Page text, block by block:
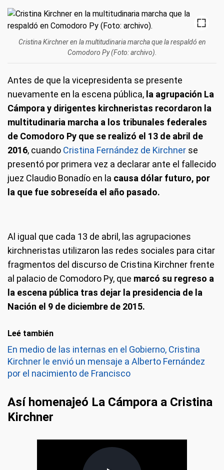
Cristina Kirchner en la multitudinaria marcha que la respaldó en
Comodoro Py (Foto: archivo).
Antes de que la vicepresidenta se presente
nuevamente en la escena pública, la agrupación La
Cámpora y dirigentes kirchneristas recordaron la
multitudinaria marcha a los tribunales federales
de Comodoro Py que se realizó el 13 de abril de
2016, cuando Cristina Fernández de Kirchner se
presentó por primera vez a declarar ante el fallecido
juez Claudio Bonadío en la causa dólar futuro, por
la que fue sobreseída el año pasado.
Al igual que cada 13 de abril, las agrupaciones
kirchneristas utilizaron las redes sociales para citar
fragmentos del discurso de Cristina Kirchner frente
al palacio de Comodoro Py, que marcó su regreso a
la escena pública tras dejar la presidencia de la
Nación el 9 de diciembre de 2015.
Leé también
En medio de las internas en el Gobierno, Cristina
Kirchner le envió un mensaje a Alberto Fernández
por el nacimiento de Francisco
Así homenajeó La Cámpora a Cristina
Kirchner